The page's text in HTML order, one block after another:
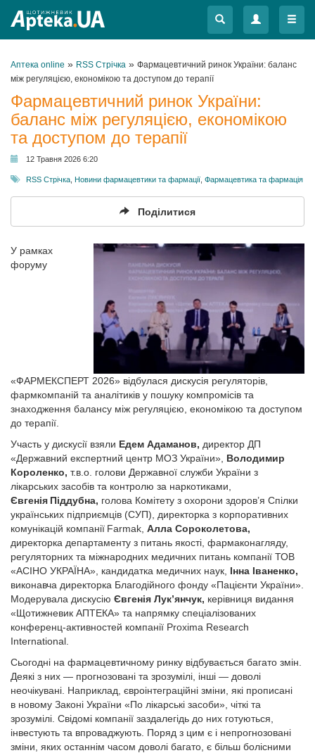
Меню
Меню
Аптека online » RSS Стрічка » Фармацевтичний ринок України: баланс
між регуляцією, економікою та доступом до терапії
Фармацевтичний ринок України:
баланс між регуляцією, економікою
та доступом до терапії
12 Травня 2026 6:20
RSS Стрічка Новини фармацевтики та фармації Фармацевтика та фармація
Поділитися
У рамках
форуму
«ФАРМЕКСПЕРТ 2026» відбулася дискусія регуляторів,
фармкомпаній та аналітиків у пошуку компромісів та
знаходження балансу між регуляцією, економікою та доступом
до терапії.
Участь у дискусії взяли Едем Адаманов, директор ДП
«Державний експертний центр МОЗ України», Володимир
Короленко, т.в.о. голови Державної служби України з
лікарських засобів та контролю за наркотиками,
Євгенія Піддубна, голова Комітету з охорони здоров’я Спілки
українських підприємців (СУП), директорка з корпоративних
комунікацій компанії Farmak, Алла Сороколетова,
директорка департаменту з питань якості, фармаконагляду,
регуляторних та міжнародних медичних питань компанії ТОВ
«AСІНО УКРАЇНА», кандидатка медичних наук, Інна Іваненко,
виконавча директорка Благодійного фонду «Пацієнти України».
Модерувала дискусію Євгенія Лук’янчук, керівниця видання
«Щотижневик АПТЕКА» та напрямку спеціалізованих
конференц-активностей компанії Proxima Research
International.
Сьогодні на фармацевтичному ринку відбувається багато змін.
Деякі з них — прогнозовані та зрозумілі, інші — доволі
неочікувані. Наприклад, євроінтеграційні зміни, які прописані
в новому Законі України «По лікарські засоби», чіткі та
зрозумілі. Свідомі компанії заздалегідь до них готуються,
інвестують та впроваджують. Поряд з цим є і непрогнозовані
зміни, яких останнім часом доволі багато, є більш болісними